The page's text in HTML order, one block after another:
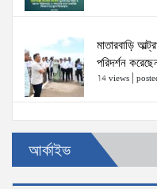
মাতারবাড়ি
পরিদর্শন
14 views
প্রত্যেক
হোক না
ব্যারিস্টার মীর
6 views|
আর্কাইভ